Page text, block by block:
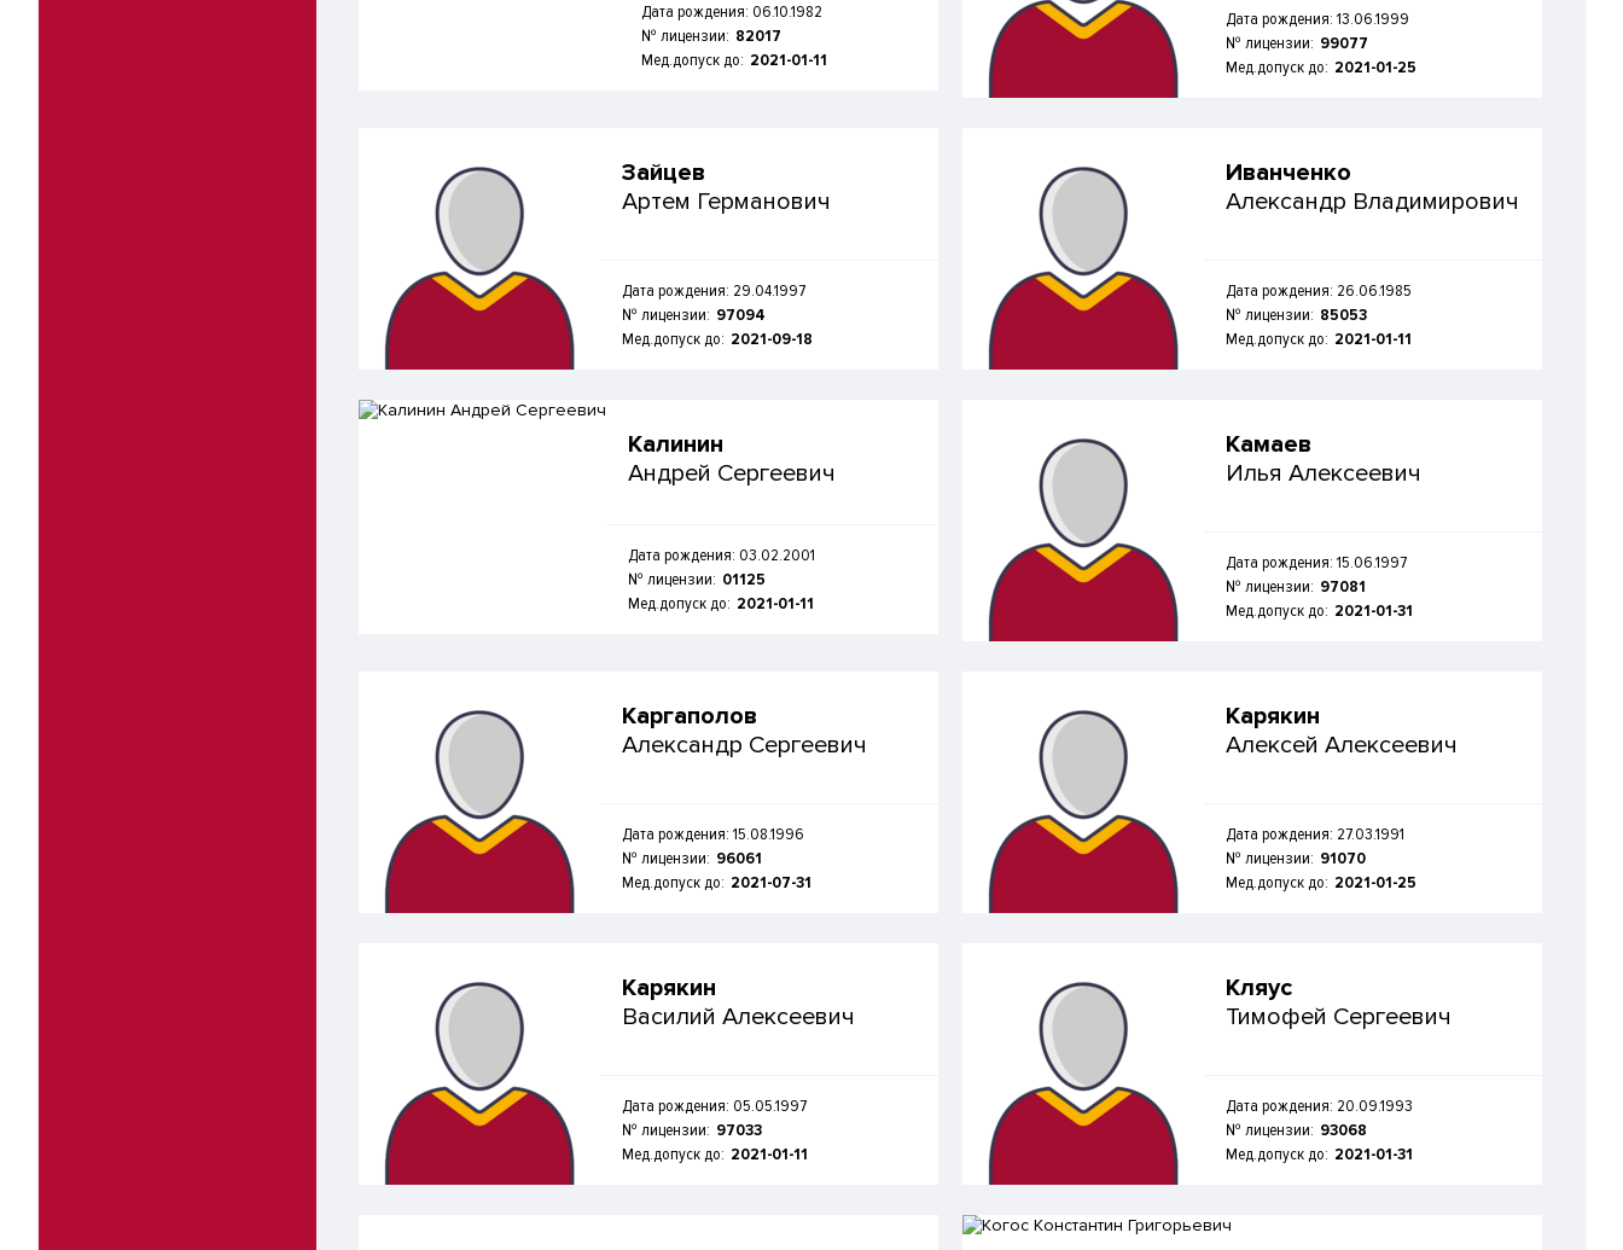
Дата рождения: 06.10.1982
№ лицензии: 82017
Мед.допуск до: 2021-01-11
Дата рождения: 13.06.1999
№ лицензии: 99077
Мед.допуск до: 2021-01-25
Зайцев
Артем Германович
Дата рождения: 29.04.1997
№ лицензии: 97094
Мед.допуск до: 2021-09-18
Иванченко
Александр Владимирович
Дата рождения: 26.06.1985
№ лицензии: 85053
Мед.допуск до: 2021-01-11
Калинин
Андрей Сергеевич
Дата рождения: 03.02.2001
№ лицензии: 01125
Мед.допуск до: 2021-01-11
Камаев
Илья Алексеевич
Дата рождения: 15.06.1997
№ лицензии: 97081
Мед.допуск до: 2021-01-31
Каргаполов
Александр Сергеевич
Дата рождения: 15.08.1996
№ лицензии: 96061
Мед.допуск до: 2021-07-31
Карякин
Алексей Алексеевич
Дата рождения: 27.03.1991
№ лицензии: 91070
Мед.допуск до: 2021-01-25
Карякин
Василий Алексеевич
Дата рождения: 05.05.1997
№ лицензии: 97033
Мед.допуск до: 2021-01-11
Кляус
Тимофей Сергеевич
Дата рождения: 20.09.1993
№ лицензии: 93068
Мед.допуск до: 2021-01-31